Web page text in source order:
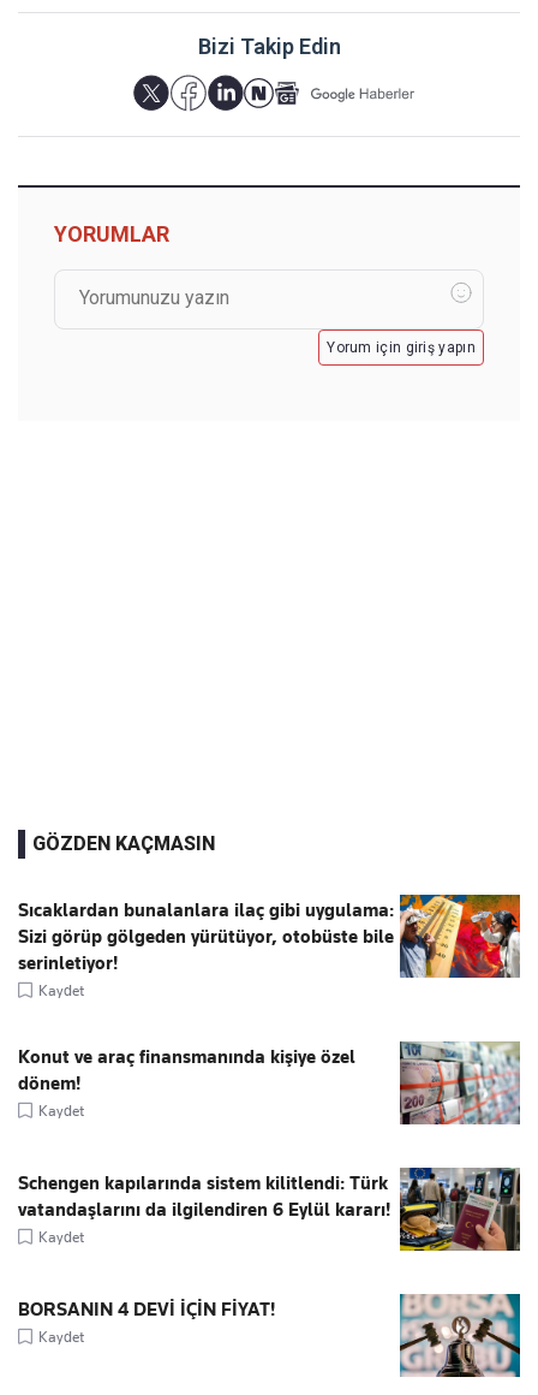
Bizi Takip Edin
YORUMLAR
Yorum için giriş yapın
GÖZDEN KAÇMASIN
Sıcaklardan bunalanlara ilaç gibi uygulama:
Sizi görüp gölgeden yürütüyor, otobüste bile
serinletiyor!
Kaydet
Konut ve araç finansmanında kişiye özel
dönem!
Kaydet
Schengen kapılarında sistem kilitlendi: Türk
vatandaşlarını da ilgilendiren 6 Eylül kararı!
Kaydet
BORSANIN 4 DEVİ İÇİN FİYAT!
Kaydet